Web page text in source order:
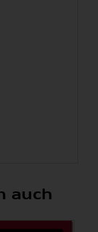
auch